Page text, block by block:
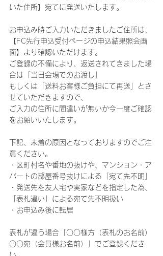
いた住所】宛てに発送いたします。
お申込み時ご入力いただきましたご住所は、
【FC先行申込受付ページの申込結果照会画
面】より確認いただけます。
ご登録の不備により、返送されてきました場
合は「当日会場でのお渡し」
もしくは「送料お客様ご負担にて再送」とさ
せていただきますので、
ご入力の住所に間違いが無いか今一度ご確認
をお願いいたします。
下記、未着の原因となっておりますのでご注
意ください。
・区町村名や番地の抜けや、マンション・ア
パートの部屋番号抜けによる「宛て先不明」
・発送先を友人宅や実家などを指定した為、
「表札違い」による宛て先不明扱い
・お申込み後に転居
表札が違う場合「○○様方（表札のお名前）
○○宛（会員様お名前）」でご登録くださ